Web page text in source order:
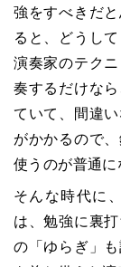
強をすべきだ
ると、どうし
演奏家のテク
奏するだけな
ていて、間違
がかかるので
使うのが普通に
そんな時代に
は、勉強に裏
の「ゆらぎ」